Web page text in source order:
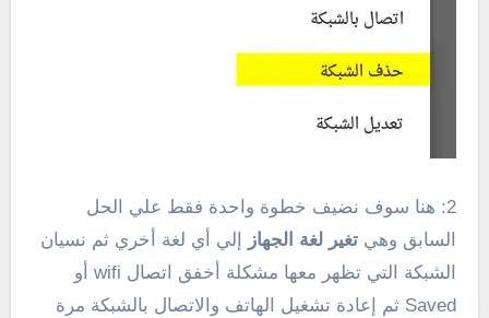
2: هنا سوف نضيف خطوة واحدة فقط علي الحل
السابق وهي تغير لغة الجهاز
إلي أي لغة أخري ثم نسيان
الشبكة التي تظهر معها مشكلة أخفق اتصال wifi أو
Saved ثم إعادة تشغيل الهاتف والاتصال بالشبكة مرة